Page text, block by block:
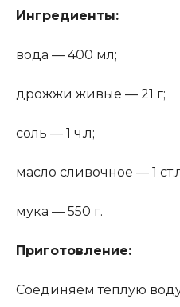
Ингредиенты:
вода — 400 мл;
дрожжи живые — 21 г;
соль — 1 ч.л;
масло сливочное — 1
мука — 550 г.
Приготовление:
Соединяем теплую